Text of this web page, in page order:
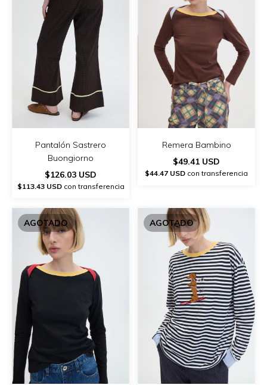
Pantalón Sastrero
Buongiorno
$126.03 USD
$113.43 USDcon transferencia
Remera Bambino
$49.41 USD
$44.47 USD con transferencia
AGOTADO AGOTADO